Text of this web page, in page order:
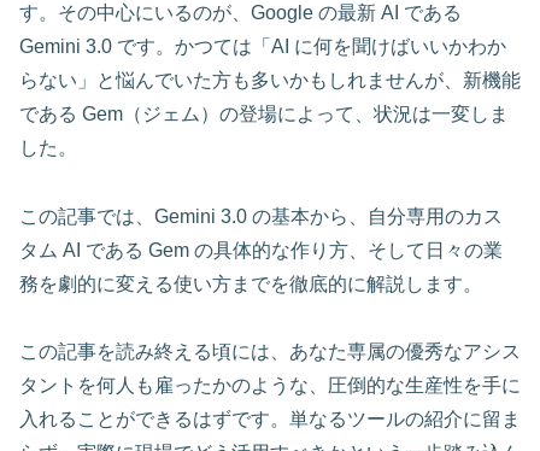
す。その中心にいるのが、Google の最新 AI である
Gemini 3.0 です。かつては「AI に何を聞けばいいかわか
らない」と悩んでいた方も多いかもしれませんが、新機能
である Gem（ジェム）の登場によって、状況は一変しま
した。
この記事では、Gemini 3.0 の基本から、自分専用のカス
タム AI である Gem の具体的な作り方、そして日々の業
務を劇的に変える使い方までを徹底的に解説します。
この記事を読み終える頃には、あなた専属の優秀なアシス
タントを何人も雇ったかのような、圧倒的な生産性を手に
入れることができるはずです。単なるツールの紹介に留ま